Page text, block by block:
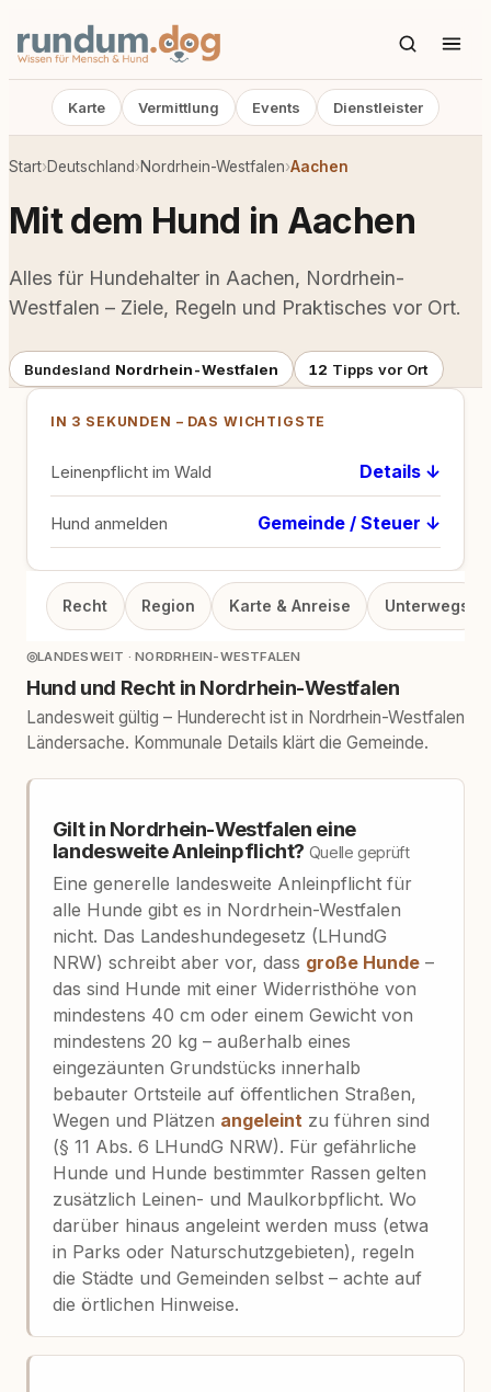
Karte Vermittlung Events Dienstleister
Start›Deutschland›Nordrhein-Westfalen›Aachen
Mit dem Hund in Aachen
Alles für Hundehalter in Aachen, Nordrhein-
Westfalen – Ziele, Regeln und Praktisches vor Ort.
Bundesland Nordrhein-Westfalen 12 Tipps vor Ort
IN 3 SEKUNDEN – DAS WICHTIGSTE
Leinenpflicht im Wald Details ↓
Hund anmelden Gemeinde / Steuer ↓
Recht Region Karte & Anreise Unterwegs
◎LANDESWEIT · NORDRHEIN-WESTFALEN
Hund und Recht in Nordrhein-Westfalen
Landesweit gültig – Hunderecht ist in Nordrhein-Westfalen
Ländersache. Kommunale Details klärt die Gemeinde.
Gilt in Nordrhein-Westfalen eine
landesweite Anleinpflicht? Quelle geprüft
Eine generelle landesweite Anleinpflicht für
alle Hunde gibt es in Nordrhein-Westfalen
nicht. Das Landeshundegesetz (LHundG
NRW) schreibt aber vor, dass große Hunde–
das sind Hunde mit einer Widerristhöhe von
mindestens 40 cm oder einem Gewicht von
mindestens 20 kg – außerhalb eines
eingezäunten Grundstücks innerhalb
bebauter Ortsteile auf öffentlichen Straßen,
Wegen und Plätzen angeleint zu führen sind
(§ 11 Abs. 6 LHundG NRW). Für gefährliche
Hunde und Hunde bestimmter Rassen gelten
zusätzlich Leinen- und Maulkorbpflicht. Wo
darüber hinaus angeleint werden muss (etwa
in Parks oder Naturschutzgebieten), regeln
die Städte und Gemeinden selbst – achte auf
die örtlichen Hinweise.